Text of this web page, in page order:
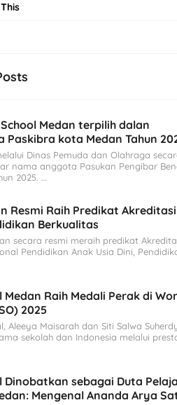
School Medan terpilih dalan
Paskibra kota Medan Tahun
Dinas Pemuda dan Olahraga
nama anggota Pasukan Pengibar
2025. …
Resmi Raih Predikat
Berkualitas
secara resmi meraih predikat
Pendidikan Anak Usia Dini,
Medan Raih Medali Perak di
2025
Aleeya Maisarah dan Siti Salwa
sekolah dan Indonesia melalui
Dinobatkan sebagai Duta
Mengenal Ananda Arya